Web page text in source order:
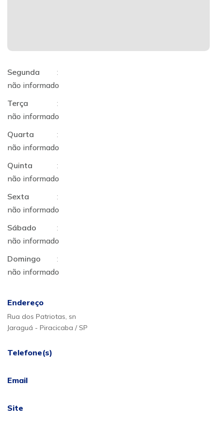
Segunda
:
não informado
Terça
:
não informado
Quarta
:
não informado
Quinta
:
não informado
Sexta
:
não informado
Sábado
:
não informado
Domingo
:
não informado
Endereço
Rua dos Patriotas, sn
Jaraguá - Piracicaba / SP
Telefone(s)
Email
Site